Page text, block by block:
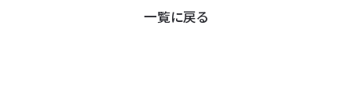
一覧に戻る